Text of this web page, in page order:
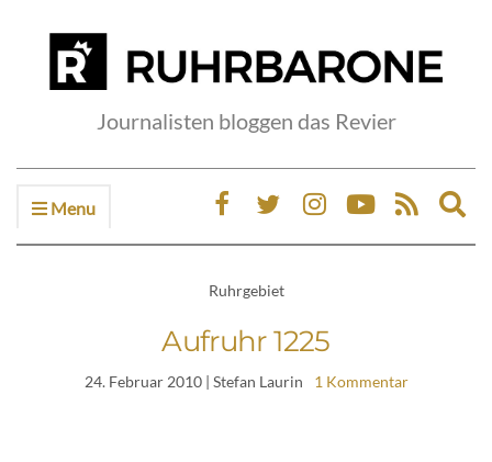
Journalisten bloggen das Revier
Menu
Ruhrgebiet
Aufruhr 1225
24. Februar 2010| Stefan Laurin 1 Kommentar